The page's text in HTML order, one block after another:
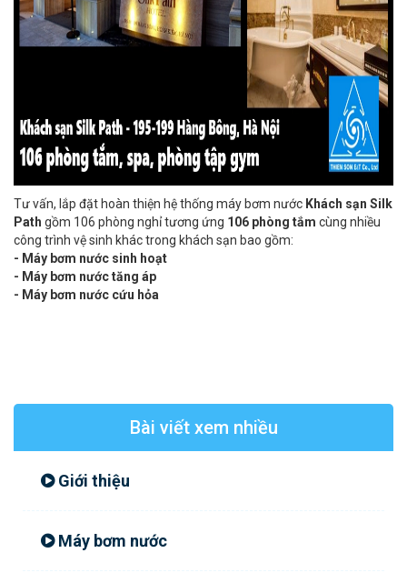
Tư vấn, lắp đặt hoàn thiện hệ thống máy bơm nước Khách sạn Silk
Path gồm 106 phòng nghỉ tương ứng 106 phòng tắm cùng nhiều
công trình vệ sinh khác trong khách sạn bao gồm:
- Máy bơm nước sinh hoạt
- Máy bơm nước tăng áp
- Máy bơm nước cứu hỏa
Bài viết xem nhiều
Giới thiệu
Máy bơm nước